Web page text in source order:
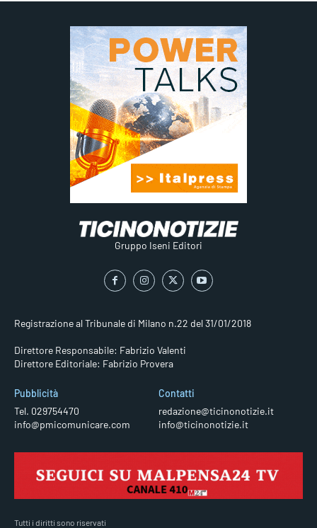
Gruppo Iseni Editori
Registrazione al Tribunale di Milano n.22 del 31/01/2018
Direttore Responsabile: Fabrizio Valenti
Direttore Editoriale: Fabrizio Provera
Pubblicità
Tel. 029754470
info@pmicomunicare.com
Contatti
redazione@ticinonotizie.it
info@ticinonotizie.it
Tutti i diritti sono riservati